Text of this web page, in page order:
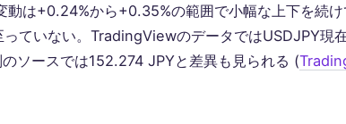
は+0.24%から+0.35%の範囲で小幅な上下を続け
っていない。TradingViewのデータではUSDJPY現
ソースでは152.274 JPYと差異も見られる (